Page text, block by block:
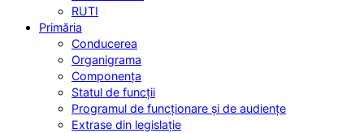
RUTI
Primăria
Conducerea
Organigrama
Componența
Statul de funcții
Programul de funcționare și de audiențe
Extrase din legislație